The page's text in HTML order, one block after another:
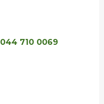
044 710 0069